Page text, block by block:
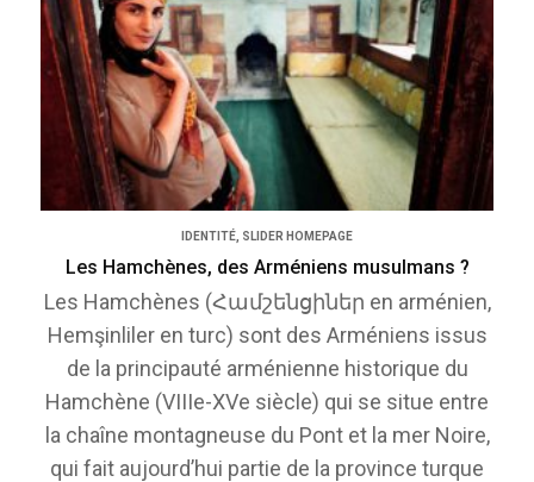
IDENTITÉ SLIDER HOMEPAGE
Les Hamchènes, des Arméniens musulmans ?
Les Hamchènes (Համշենցիներ en arménien,
Hemşinliler en turc) sont des Arméniens issus
de la principauté arménienne historique du
Hamchène (VIIIe-XVe siècle) qui se situe entre
la chaîne montagneuse du Pont et la mer Noire,
qui fait aujourd’hui partie de la province turque